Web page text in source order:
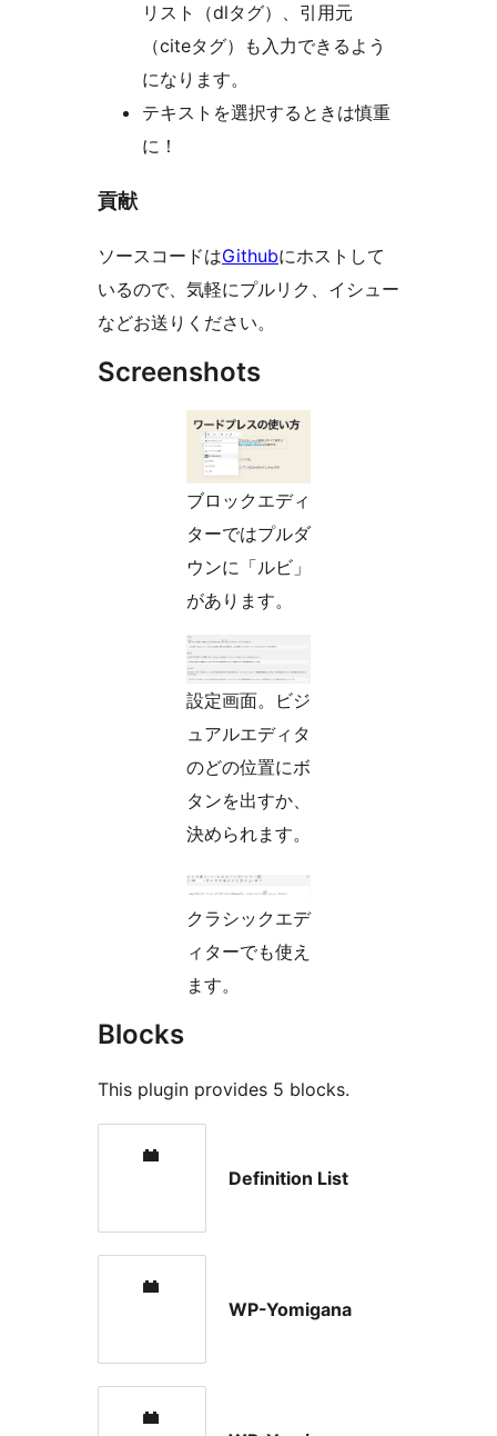
リスト（dlタグ）、引用元
（citeタグ）も入力できるよう
になります。
テキストを選択するときは慎重
に！
貢献
ソースコードはGithubにホストして
いるので、気軽にプルリク、イシュー
などお送りください。
Screenshots
ブロックエディ
ターではプルダ
ウンに「ルビ」
があります。
設定画面。ビジ
ュアルエディタ
のどの位置にボ
タンを出すか、
決められます。
クラシックエデ
ィターでも使え
ます。
Blocks
This plugin provides 5 blocks.
Definition List
WP-Yomigana